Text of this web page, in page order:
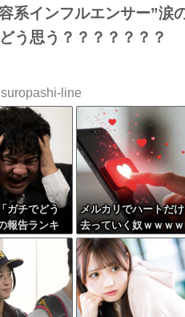
ラック2台にも衝突=裾
野市
系インフルエンサー”涙
う思う？？？？？？？
line
ガチでどう
報告ランキ
１位と言え
w w w w w
メルカリでハートだ
去っていく奴ｗｗｗ
ｗｗｗｗｗｗｗ